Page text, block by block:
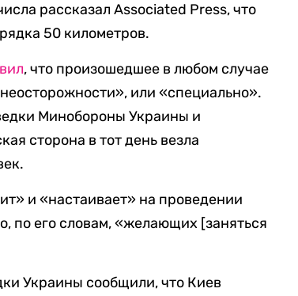
рассказал Associated Press, что
50 километров.
, что произошедшее в любом случае
или «специально».
Минобороны Украины и
сторона в тот день везла
и «настаивает» на проведении
по его словам, «желающих [заняться
Украины сообщили, что Киев